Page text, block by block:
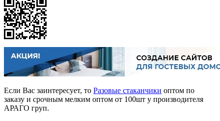
Если Вас заинтересует, то Разовые стаканчики оптом по
заказу и срочным мелким оптом от 100шт у производителя
АРАГО груп.